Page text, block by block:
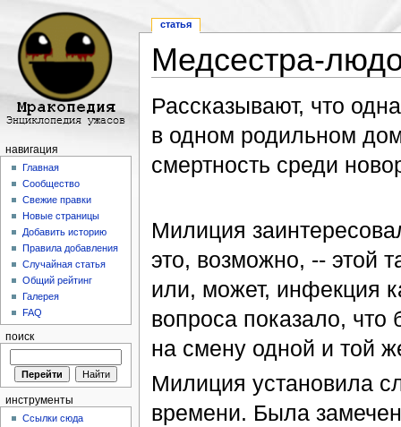
Медсестра-
Рассказывают, что
в одном родильном
смертность среди
Милиция
это, возможно, -- этой
или, может, инфекция
вопроса показало,
на смену одной и той
Милиция установила
времени. Была
статья
навигация
Главная
Сообщество
Свежие правки
Новые страницы
Добавить историю
Правила добавления
Случайная статья
Общий рейтинг
Галерея
FAQ
поиск
инструменты
Ссылки сюда